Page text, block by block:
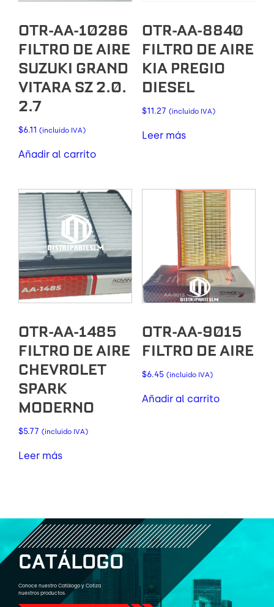
OTR-AA-10286
FILTRO DE AIRE
SUZUKI GRAND
VITARA SZ 2.0.
2.7
$6.11 (incluido IVA)
Añadir al carrito
OTR-AA-8840
FILTRO DE AIRE
KIA PREGIO
DIESEL
$11.27 (incluido IVA)
Leer más
OTR-AA-1485
FILTRO DE AIRE
CHEVROLET
SPARK
MODERNO
$5.77 (incluido IVA)
Leer más
OTR-AA-9015
FILTRO DE AIRE
$6.45 (incluido IVA)
Añadir al carrito
CATÁLOGO
Conoce nuestro Catálogo y Cotiza
nuestros productos.